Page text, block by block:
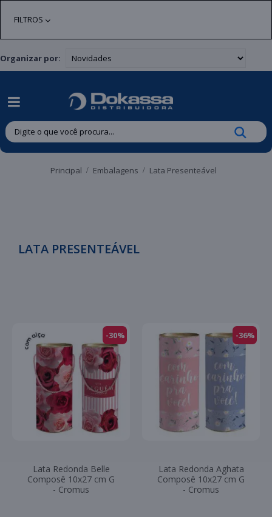
FILTROS
Organizar por:
Principal Embalagens Lata Presenteável
LATA PRESENTEÁVEL
-30%
Lata Redonda Belle
Composê 10x27 cm G
- Cromus
-36%
Lata Redonda Aghata
Composê 10x27 cm G
- Cromus